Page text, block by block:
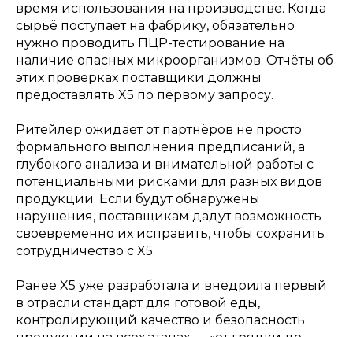
время использования на производстве. Когда
сырьё поступает на фабрику, обязательно
нужно проводить ПЦР-тестирование на
наличие опасных микроорганизмов. Отчёты об
этих проверках поставщики должны
предоставлять X5 по первому запросу.
Ритейлер ожидает от партнёров не просто
формального выполнения предписаний, а
глубокого анализа и внимательной работы с
потенциальными рисками для разных видов
продукции. Если будут обнаружены
нарушения, поставщикам дадут возможность
своевременно их исправить, чтобы сохранить
сотрудничество с X5.
Ранее X5 уже разработала и внедрила первый
в отрасли стандарт для готовой еды,
контролирующий качество и безопасность